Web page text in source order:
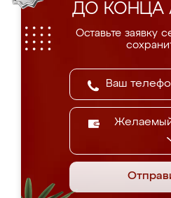
ДО КОНЦА
Оставьте заявку